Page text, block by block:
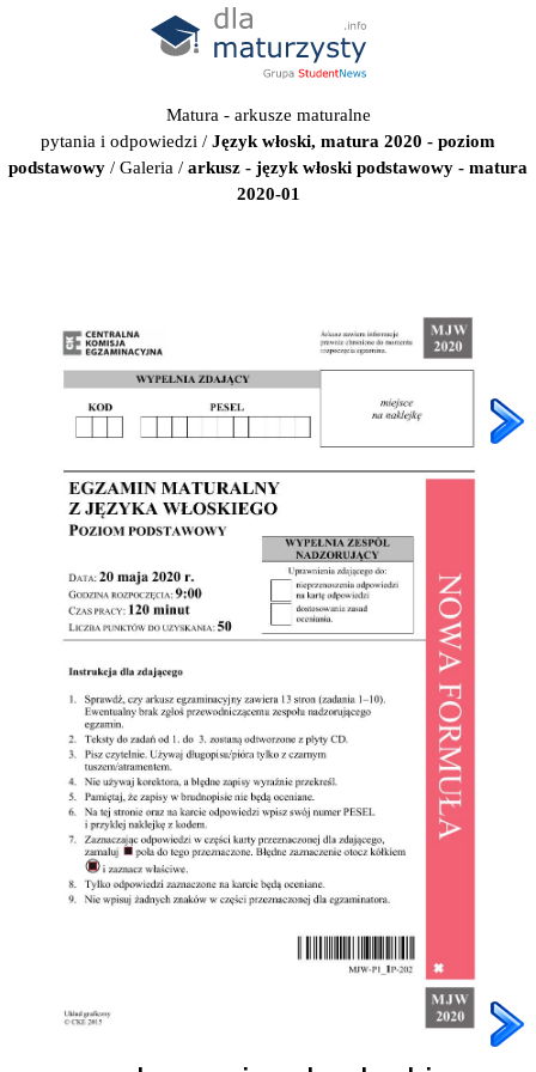
Matura - arkusze maturalne
pytania i odpowiedzi / Język włoski, matura 2020 - poziom
podstawowy / Galeria / arkusz - język włoski podstawowy - matura
2020-01